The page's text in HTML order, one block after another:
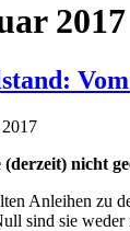
2017
nicht
Anleihen zu
sind sie weder